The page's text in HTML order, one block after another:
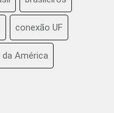
conexão UF
América